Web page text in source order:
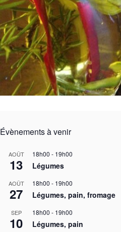
Évènements à venir
AOÛT
13
18h00 - 19h00
Légumes
AOÛT
27
18h00 - 19h00
Légumes, pain, fromage
SEP
10
18h00 - 19h00
Légumes, pain